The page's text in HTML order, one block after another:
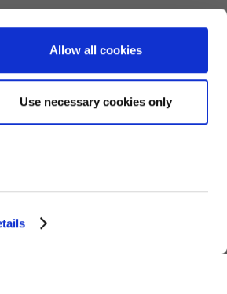
Allow all cookies
Use necessary cookies only
表明 サイトの使い方